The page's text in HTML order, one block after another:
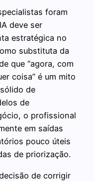
foram
deve ser
estratégica no
substituta da
que “agora, com
coisa” é um mito
de
de
o profissional
em saídas
pouco úteis
de priorização.
de corrigir